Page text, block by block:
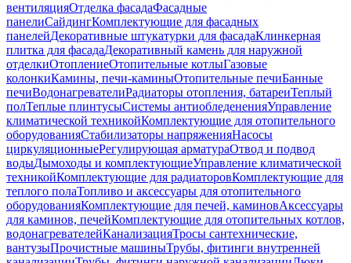
вентиляцияОтделка фасадаФасадные
панелиСайдингКомплектующие для фасадных
панелейДекоративные штукатурки для фасадаКлинкерная
плитка для фасадаДекоративный камень для наружной
отделкиОтоплениеОтопительные котлыГазовые
колонкиКамины, печи-каминыОтопительные печиБанные
печиВодонагревателиРадиаторы отопления, батареиТеплый
полТеплые плинтусыСистемы антиобледененияУправление
климатической техникойКомплектующие для отопительного
оборудованияСтабилизаторы напряженияНасосы
циркуляционныеРегулирующая арматураОтвод и подвод
водыДымоходы и комплектующиеУправление климатической
техникойКомплектующие для радиаторовКомплектующие для
теплого полаТопливо и аксессуары для отопительного
оборудованияКомплектующие для печей, каминовАксессуары
для каминов, печейКомплектующие для отопительных котлов,
водонагревателейКанализацияТросы сантехнические,
вантузыПрочистные машиныТрубы, фитинги внутренней